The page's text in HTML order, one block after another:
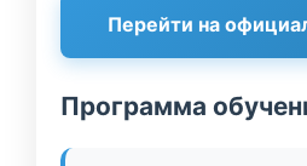
Перейти на
Программа